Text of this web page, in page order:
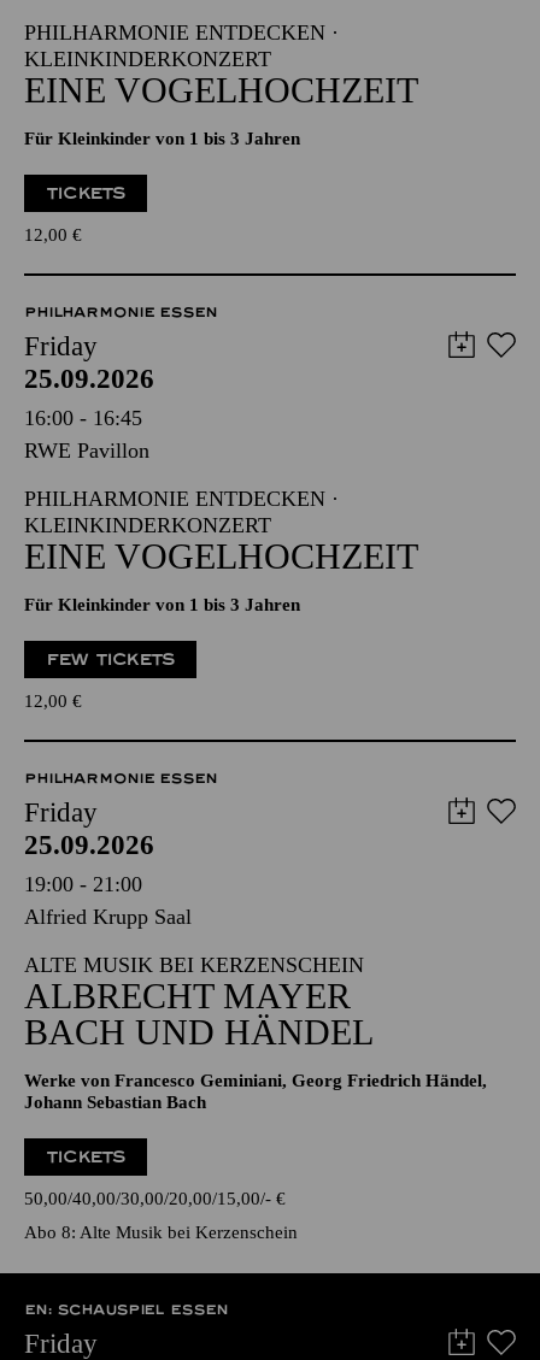
PHILHARMONIE ENTDECKEN ·
KLEINKINDERKONZERT
EINE VOGELHOCHZEIT
Für Kleinkinder von 1 bis 3 Jahren
TICKETS
12,00 €
PHILHARMONIE ESSEN
Friday
25.09.2026
16:00 - 16:45
RWE Pavillon
PHILHARMONIE ENTDECKEN ·
KLEINKINDERKONZERT
EINE VOGELHOCHZEIT
Für Kleinkinder von 1 bis 3 Jahren
FEW TICKETS
12,00 €
PHILHARMONIE ESSEN
Friday
25.09.2026
19:00 - 21:00
Alfried Krupp Saal
ALTE MUSIK BEI KERZENSCHEIN
ALBRECHT MAYER
BACH UND HÄNDEL
Werke von Francesco Geminiani, Georg Friedrich Händel,
Johann Sebastian Bach
TICKETS
50,00 40,00 30,00 20,00 15,00 - €
Abo 8: Alte Musik bei Kerzenschein
EN: SCHAUSPIEL ESSEN
Friday